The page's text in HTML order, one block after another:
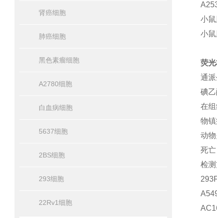
肾癌细胞
肺癌细胞
黑色素瘤细胞
A2780细胞
白血病细胞
5637细胞
2BS细胞
293细胞
22Rv1细胞
小
小
荧
通
碘
在
物
动
死
检